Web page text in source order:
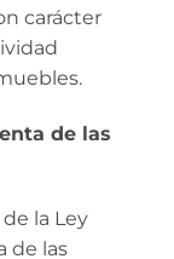
carácter
de las
la Ley
de las